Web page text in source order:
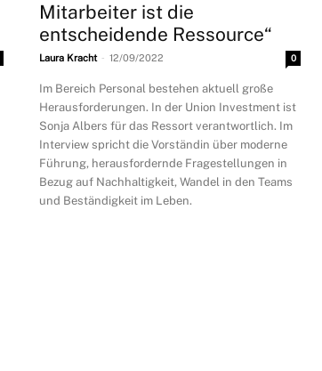
Mitarbeiter ist die
entscheidende Ressource“
Laura Kracht - 12/09/2022 0
Im Bereich Personal bestehen aktuell große
Herausforderungen. In der Union Investment ist
Sonja Albers für das Ressort verantwortlich. Im
Interview spricht die Vorständin über moderne
Führung, herausfordernde Fragestellungen in
Bezug auf Nachhaltigkeit, Wandel in den Teams
und Beständigkeit im Leben.